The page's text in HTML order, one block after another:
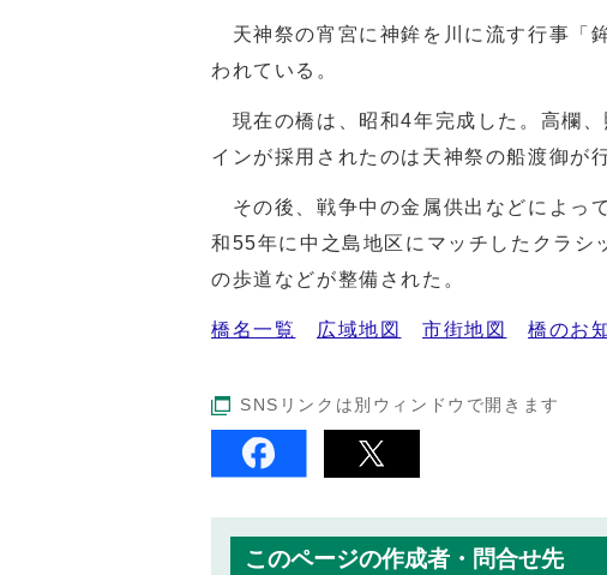
天神祭の宵宮に神鉾を川に流す行事「
われている。
現在の橋は、昭和4年完成した。高欄
インが採用されたのは天神祭の船渡御が
その後、戦争中の金属供出などによっ
和55年に中之島地区にマッチしたクラシ
の歩道などが整備された。
橋名一覧 広域地図 市街地図 橋のお
SNSリンクは別ウィンドウで開きます
このページの作成者・問合せ先